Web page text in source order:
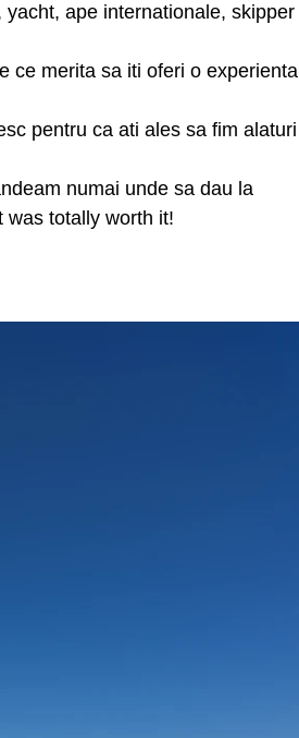
ape internationale, skipper
ce merita sa iti oferi o experienta
pentru ca ati ales sa fim alaturi
numai unde sa dau la
was totally worth it!